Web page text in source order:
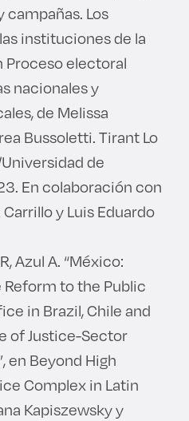
Los
instituciones de la
Proceso electoral
nacionales y
de Melissa
Bussoletti. Tirant Lo
de
En colaboración con
y Luis Eduardo
Azul A. “México:
to the Public
in Brazil, Chile and
of Justice-Sector
en Beyond High
Complex in Latin
Kapiszewsky y